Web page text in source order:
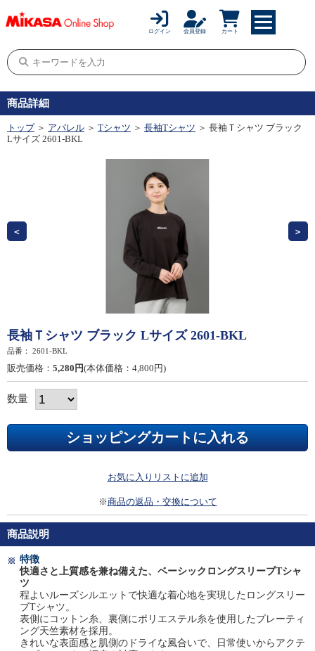
ログイン 会員登録 カート
商品詳細
トップ ＞ アパレル ＞ Tシャツ ＞ 長袖Tシャツ ＞ 長袖Ｔシャツ ブラック
Lサイズ 2601-BKL
長袖Ｔシャツ ブラック Lサイズ 2601-BKL
品番： 2601-BKL
販売価格： 5,280円(本体価格：4,800円)
数量
お気に入りリストに追加
※商品の返品・交換について
商品説明
特徴
快適さと上質感を兼ね備えた、ベーシックロングスリーブTシャ
ツ
程よいルーズシルエットで快適な着心地を実現したロングスリー
ブTシャツ。
表側にコットン糸、裏側にポリエステル糸を使用したプレーティ
ング天竺素材を採用。
きれいな表面感と肌側のドライな風合いで、日常使いからアクテ